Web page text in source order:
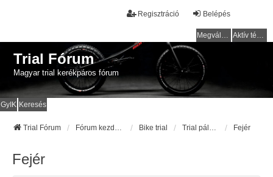
Belépés
Regisztráció
Megválaszolatlan témák Aktív témák
Trial Fórum
Magyar trial kerékpáros fórum
GyIK Keresés
Trial Fórum Bike trial Fejér
Fejér